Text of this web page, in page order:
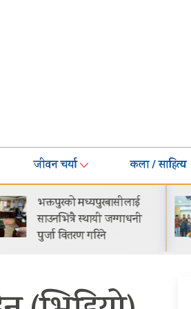
जीवन चर्या कला / साहित्य
गीति एल्बम ‘जागृति’
काठमाडौंमा आयोजित
समारोहबीच लोकार्पण